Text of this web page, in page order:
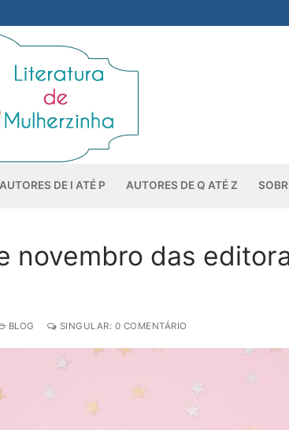
AUTORES DE I ATÉ P AUTORES DE Q ATÉ Z
novembro das
BLOG SINGULAR: 0 COMENTÁRIO